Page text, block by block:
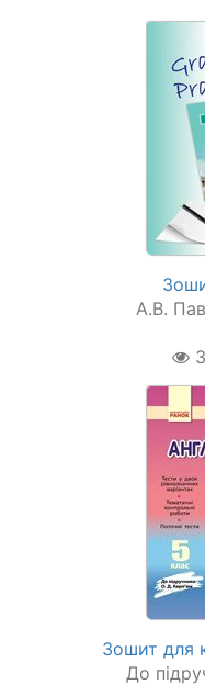
А.В.
Зошит для
До